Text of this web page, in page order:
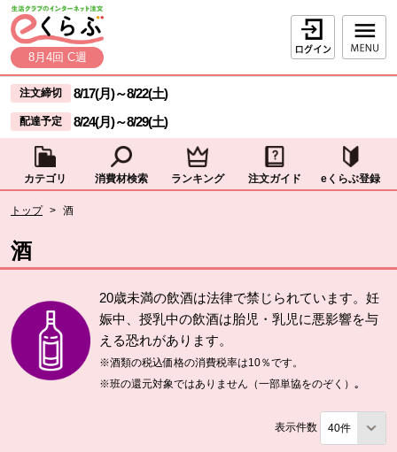
ページの先頭です。
本文へジャンプする。
8月4回 C週
ログイン
ここからサイト内共通メニューです。
サイト内共通メニューをスキップする
注文締切 8/17(月)～8/22(土)
配達予定 8/24(月)～8/29(土)
カテゴリ 消費材検索 ランキング 注文ガイド eくらぶ登録
トップ > 酒
酒
20歳未満の飲酒は法律で禁じられています。妊
娠中、授乳中の飲酒は胎児・乳児に悪影響を与
える恐れがあります。
※酒類の税込価格の消費税率は10％です。
※班の還元対象ではありません（一部単協をのぞく）｡
表示件数